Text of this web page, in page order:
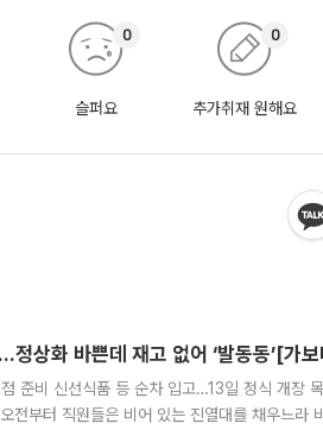
슬퍼요
0
추가취재 원해요
0
상화 바쁜데 재고 없어 ‘발동동’[가
준비 신선식품 등 순차 입고…13일 정식 개장
전부터 직원들은 비어 있는 진열대를 채우느라